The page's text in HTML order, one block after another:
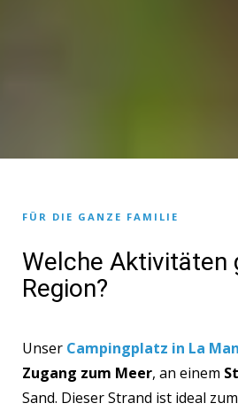
FÜR DIE GANZE FAMILIE
Welche Aktivitäten
Region?
Unser Campingplatz in La
Zugang zum Meer, an einem
Sand. Dieser Strand ist ideal zum